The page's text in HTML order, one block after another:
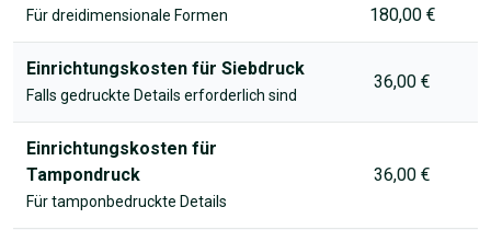
Für dreidimensionale Formen
180,00 €
Einrichtungskosten für Siebdruck
Falls gedruckte Details erforderlich sind
36,00 €
Einrichtungskosten für
Tampondruck
Für tamponbedruckte Details
36,00 €